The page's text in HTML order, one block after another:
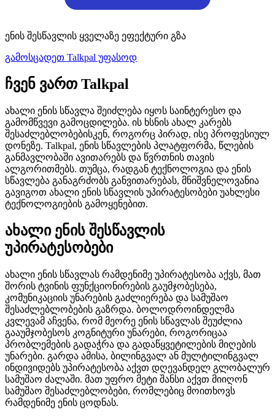
ენის შესწავლის ყველაზე ეფექტური გზა
გამოსცადეთ Talkpal უფასოდ
ჩვენ ვართ Talkpal
ახალი ენის სწავლა შეიძლება იყოს საინტერესო და
გამომწვევი გამოცდილება. ის ხსნის ახალ კარებს
შესაძლებლობებისკენ, როგორც პირად, ისე პროფესიულ
დონეზე. Talkpal, ენის სწავლების პლატფორმა, წლების
განმავლობაში ავითარებს და წვრთნის თავის
ალგორითმებს. თუმცა, რადგან ტექნოლოგია და ენის
სწავლება განაგრძობს განვითარებას, მნიშვნელოვანია
გავიგოთ ახალი ენის სწავლის უპირატესობები უახლესი
ტექნოლოგიების გამოყენებით.
ახალი ენის შესწავლის
უპირატესობები
ახალი ენის სწავლას რამდენიმე უპირატესობა აქვს, მათ
შორის ტვინის ფუნქციონირების გაუმჯობესება,
კომუნიკაციის უნარების გაძლიერება და სამუშაო
შესაძლებლობების გაზრდა. ბოლოდროინდელმა
კვლევამ აჩვენა, რომ მეორე ენის სწავლას შეუძლია
გააუმჯობესოს კოგნიტური უნარები, როგორიცაა
პრობლემების გადაჭრა და გადაწყვეტილების მიღების
უნარები. გარდა ამისა, ბილინგვალ ან მულტილინგვალ
ინდივიდებს უპირატესობა აქვთ დღევანდელ გლობალურ
სამუშაო ძალაში. მათ უფრო მეტი შანსი აქვთ მიიღონ
სამუშაო შესაძლებლობები, რომლებიც მოითხოვს
რამდენიმე ენის ცოდნას.